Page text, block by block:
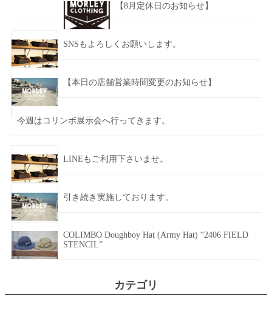
【8月定休日のお知らせ】
SNSもよろしくお願いします。
【本日の店舗営業時間変更のお知らせ】
今週はコリンボ展示会へ行ってきます。
LINEもご利用下さいませ。
引き続き実施しております。
COLIMBO Doughboy Hat (Army Hat) “2406 FIELD
STENCIL”
カテゴリ